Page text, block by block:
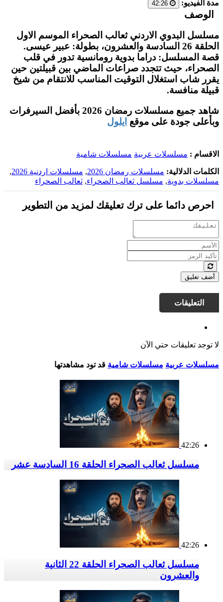
مدة الفيديو:
الوصف
مسلسل البدوي الاردني ثعالب الصحراء الموسم الاول
الحلقة 26 السادسة والعشرون، بطولة: عبير عيسى.
قصة المسلسل: دراما بدوية رومانسية تدور في قلب
الصحراء، حيث تتجدد صراعات الماضي بين قبيلتين حين
يقرر شاب استغلال التوقيت المناسب للانتقام من شيخ
قبيلة منافسة.
شاهد جميع مسلسلات رمضان 2026 بأفضل السيرفرات
وبأعلى جودة على موقع ايلول
الاقسام : مسلسلات عربية مسلسلات شامية
الكلمات الدلالية: مسلسلات رمضان 2026 , مسلسلات اردنية 2026
,
مسلسلات بدوية, مسلسل ثعالب الصحراء, ثعالب الصحراء
احرص دائما على ترك تعليقك لمزيد من التطوير
أضف تعليق
التعليقات
لا توجد تعليقات حتي الآن
مسلسلات عربية مسلسلات شامية قد تود مشاهدتها
42:26
مسلسل ثعالب الصحراء الحلقة 16 السادسة عشر
42:26
مسلسل ثعالب الصحراء الحلقة 22 الثانية
والعشرون